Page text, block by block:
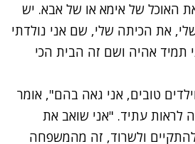
את האוכל של אימא או של אבא. יש
את הכיתה שלי, שם אני נולדתי
תמיד אהיה ושם זה הבית הכי
טובים, אני גאה בהם", אומר
לראות עתיד. "אני שואב את
ולשרוד, זה מהמשפחה